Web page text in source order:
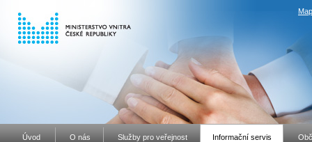
Úvod O nás Služby pro veřejnost Informační servis